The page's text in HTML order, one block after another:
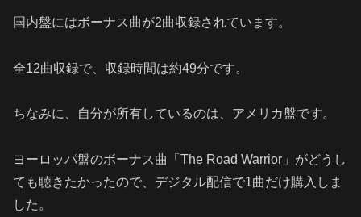
国内盤にはボーナス曲が2曲収録されています。
全12曲収録で、収録時間は約49分です。
ちなみに、自分が所有しているのは、アメリカ盤です。
ヨーロッパ盤のボーナス曲「The Road Warrior」がどうし
ても聴きたかったので、デジタル配信で1曲だけ購入しま
した。